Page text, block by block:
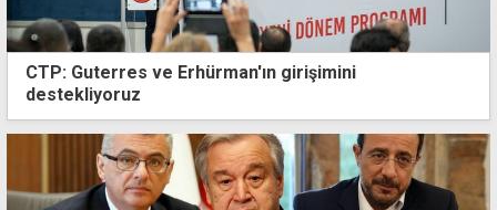
CTP: Guterres ve Erhürman'ın girişimini
destekliyoruz